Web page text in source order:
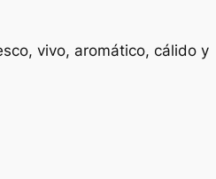
vivo, aromático, cálido y